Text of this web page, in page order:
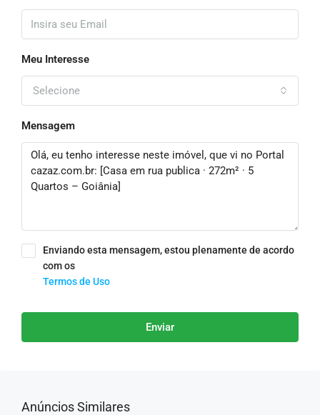
Meu Interesse
Selecione
Mensagem
Enviando esta mensagem, estou plenamente de acordo
com os
Termos de Uso
Enviar
Anúncios Similares